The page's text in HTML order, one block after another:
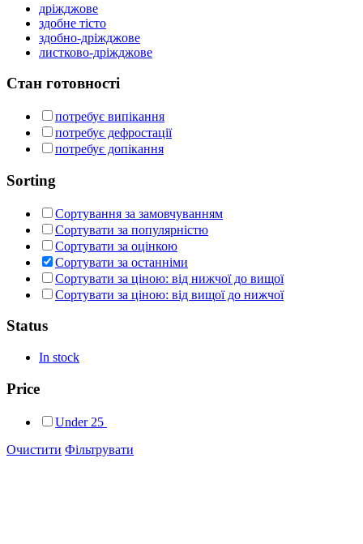
дріжджове
здобне тісто
здобно-дріжджове
листково-дріжджове
Стан готовності
потребує випікання
потребує дефростації
потребує допікання
Sorting
Сортування за замовчуванням
Сортувати за популярністю
Сортувати за оцінкою
Сортувати за останніми
Сортувати за ціною: від нижчої до вищої
Сортувати за ціною: від вищої до нижчої
Status
In stock
Price
Under 25
Очистити Фільтрувати